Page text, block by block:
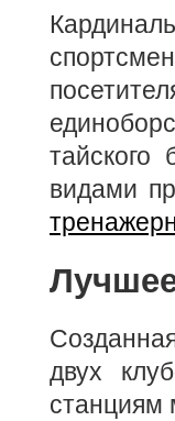
тайского
видами
двух
станциям